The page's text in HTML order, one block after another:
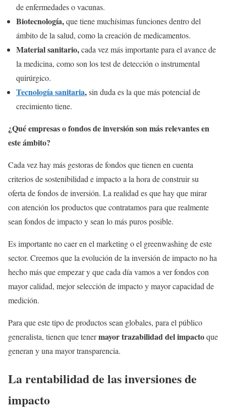
de enfermedades o vacunas.
Biotecnología,que tiene muchísimas funciones dentro del
ámbito de la salud, como la creación de medicamentos.
Material sanitario,cada vez más importante para el avance de
la medicina, como son los test de detección o instrumental
quirúrgico.
Tecnología sanitaria,sin duda es la que más potencial de
crecimiento tiene.
¿Qué empresas o fondos de inversión son más relevantes en
este ámbito?
Cada vez hay más gestoras de fondos que tienen en cuenta
criterios de sostenibilidad e impacto a la hora de construir su
oferta de fondos de inversión. La realidad es que hay que mirar
con atención los productos que contratamos para que realmente
sean fondos de impacto y sean lo más puros posible.
Es importante no caer en el marketing o el greenwashing de este
sector. Creemos que la evolución de la inversión de impacto no ha
hecho más que empezar y que cada día vamos a ver fondos con
mayor calidad, mejor selección de impacto y mayor capacidad de
medición.
Para que este tipo de productos sean globales, para el público
generalista, tienen que tenermayor trazabilidad del impactoque
generan y una mayor transparencia.
La rentabilidad de las inversiones de
impacto